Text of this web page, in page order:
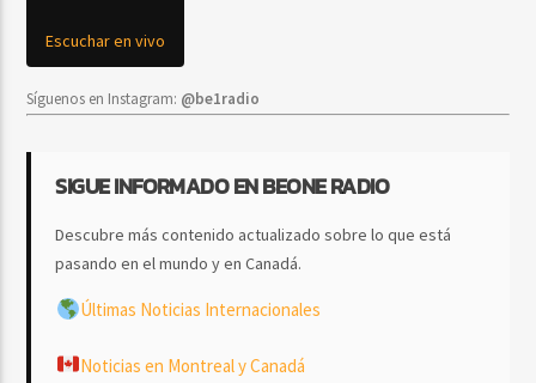
Escuchar en vivo
Síguenos en Instagram: @be1radio
SIGUE INFORMADO EN BEONE RADIO
Descubre más contenido actualizado sobre lo que está
pasando en el mundo y en Canadá.
Últimas Noticias Internacionales
Noticias en Montreal y Canadá